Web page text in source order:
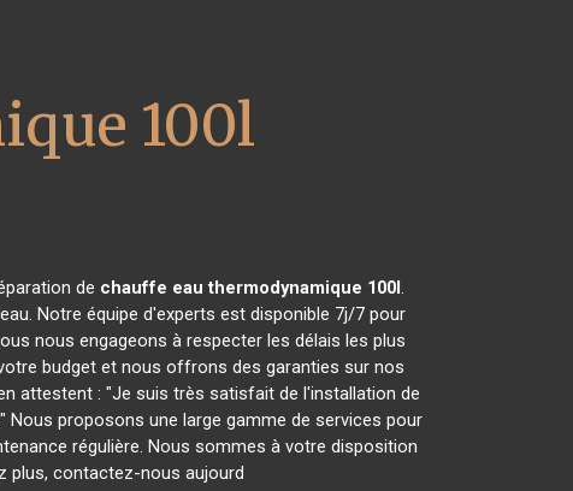
100l
de chauffe eau thermodynamique 100l.
Notre équipe d'experts est disponible 7j/7 pour
nous engageons à respecter les délais les plus
budget et nous offrons des garanties sur nos
attestent : "Je suis très satisfait de l'installation de
proposons une large gamme de services pour
régulière. Nous sommes à votre disposition
plus, contactez-nous aujourd